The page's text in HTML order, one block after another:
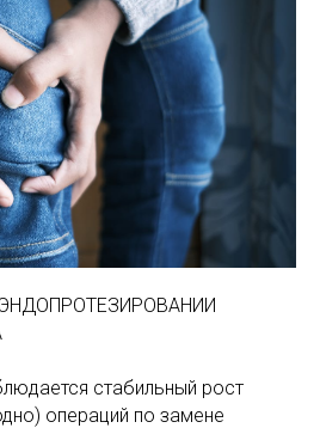
стабильный рост
операций по замене